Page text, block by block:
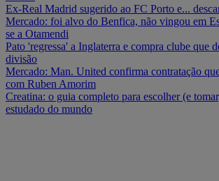
Ex-Real Madrid sugerido ao FC Porto e...
Mercado: foi alvo do Benfica, não vingou em
se a Otamendi
Pato 'regressa' a Inglaterra e compra clube que
divisão
Mercado: Man. United confirma contratação
com Ruben Amorim
Creatina: o guia completo para escolher (e
estudado do mundo